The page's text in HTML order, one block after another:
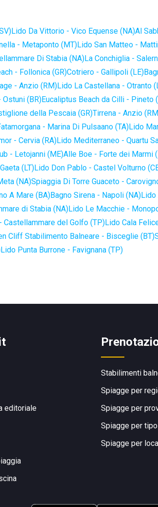
Lido Da Vittorio - Vico Equense (NA)Al
- Metaponto (MT)Lido San Matteo -
Di Stabia (NA)La Conchiglia -
- Follonica (GR)Cotriero - Gallipoli (LE)
- Anzio (RM)Lido La Castellana - Otranto
Ostuni (BR)Eucaliptus Beach da Cilli - Pineto
della Pescaia (GR)Tirrena - Anzio
- Marina Di Pulsaano (TA)Lido
- Cervia (RA)Lido Mediterraneo - Quartu
- Letojanni (ME)Alle Boe - Forte dei Marmi
(LT)Lido Don Pablo - Castel Volturno
(NA)Spiaggia Di Torre Guaceto -
A Mare (BA)Bagno Sirena - Napoli (NA)Lido
di Stabia (NA)Lido Le Macchie -
Castellammare del Golfo (TP)Lido Cala
Cliff Stabilimento Balneare - Bisceglie (BT)
Lido Punta Burrone - Favignana (TP)
editoriale
Stabilimenti
Spiagge per
Spiagge per
Spiagge per tipo
Spiagge per